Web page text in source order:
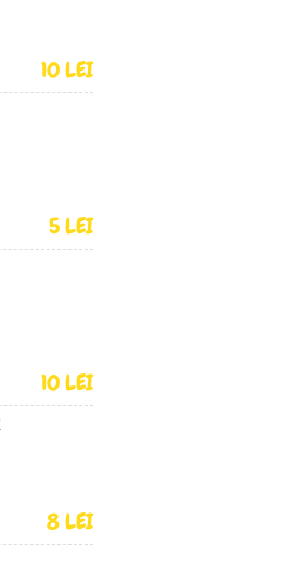
10 LEI
5 LEI
10 LEI
8 LEI